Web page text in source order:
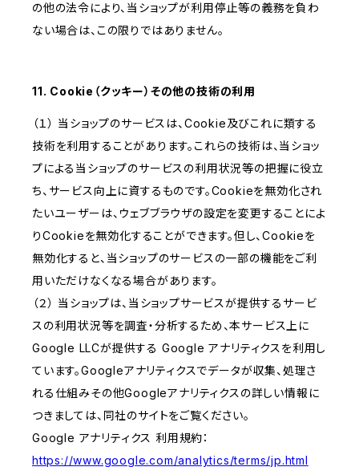
の他の法令により、当ショップが利用停止等の義務を負わ
ない場合は、この限りではありません。
11. Cookie（クッキー）その他の技術の利用
（１） 当ショップのサービスは、Cookie及びこれに類する
技術を利用することがあります。これらの技術は、当ショッ
プによる当ショップのサービスの利用状況等の把握に役立
ち、サービス向上に資するものです。Cookieを無効化され
たいユーザーは、ウェブブラウザの設定を変更することによ
りCookieを無効化することができます。但し、Cookieを
無効化すると、当ショップのサービスの一部の機能をご利
用いただけなくなる場合があります。
（２） 当ショップは、当ショップサービスが提供するサービ
スの利用状況等を調査・分析するため、本サービス上に
Google LLCが提供する Google アナリティクスを利用し
ています。Googleアナリティクスでデータが収集、処理さ
れる仕組みその他Googleアナリティクスの詳しい情報に
つきましては、同社のサイトをご覧ください。
Google アナリティクス 利用規約：
https://www.google.com/analytics/terms/jp.html